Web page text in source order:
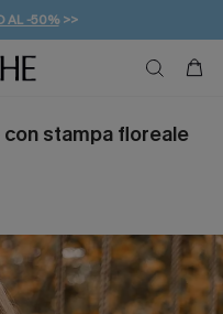
AL -50%>>
DA 49€
DI SCONTO*
con stampa floreale